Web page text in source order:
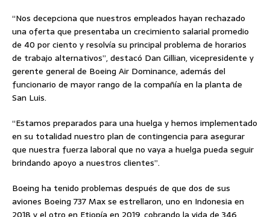
“Nos decepciona que nuestros empleados hayan rechazado
una oferta que presentaba un crecimiento salarial promedio
de 40 por ciento y resolvía su principal problema de horarios
de trabajo alternativos”, destacó Dan Gillian, vicepresidente y
gerente general de Boeing Air Dominance, además del
funcionario de mayor rango de la compañía en la planta de
San Luis.
“Estamos preparados para una huelga y hemos implementado
en su totalidad nuestro plan de contingencia para asegurar
que nuestra fuerza laboral que no vaya a huelga pueda seguir
brindando apoyo a nuestros clientes”.
Boeing ha tenido problemas después de que dos de sus
aviones Boeing 737 Max se estrellaron, uno en Indonesia en
2018 y el otro en Etiopía en 2019, cobrando la vida de 346